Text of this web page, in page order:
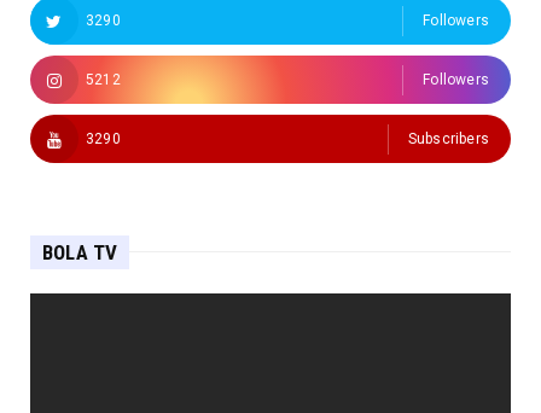
3290 Followers
5212 Followers
3290 Subscribers
BOLA TV